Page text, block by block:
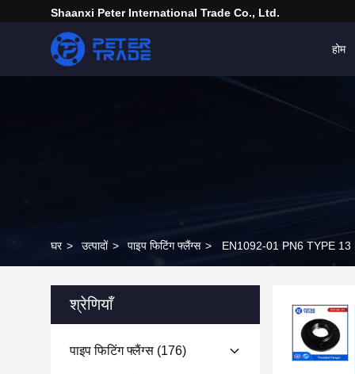
Shaanxi Peter International Trade Co., Ltd.
होम
घर > उत्पादों > पाइप फिटिंग फ्लैंग्स > EN1092-01 PN6 TYPE 13
श्रेणियाँ
पाइप फिटिंग फ्लैंग्स (176)